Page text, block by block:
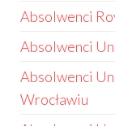
Absolwenci
Absolwenci
Absolwenci
Wrocławiu